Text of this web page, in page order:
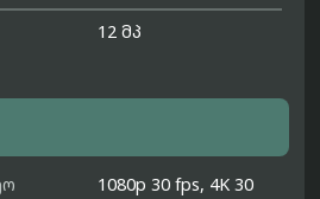
12 მპ
1080p 30 fps, 4K 30